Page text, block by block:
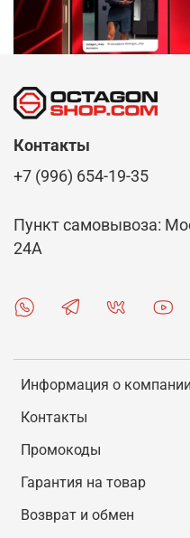
Информация о компании
Контакты
Промокоды
Гарантия на товар
Возврат и обмен
Контакты
+7 (996) 654-19-35
Пункт самовывоза:
24А